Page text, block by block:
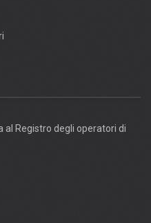
al Registro degli operatori di